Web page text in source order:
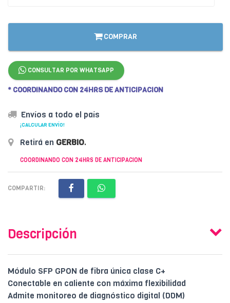
COMPRAR
CONSULTAR POR WHATSAPP
* COORDINANDO CON 24HRS DE ANTICIPACION
Envíos a todo el país
¡CALCULAR ENVÍO!
Retirá en GERBIO.
COORDINANDO CON 24HRS DE ANTICIPACION
COMPARTIR:
Descripción
Módulo SFP GPON de fibra única clase C+
Conectable en caliente con máxima flexibilidad
Admite monitoreo de diagnóstico digital (DDM)